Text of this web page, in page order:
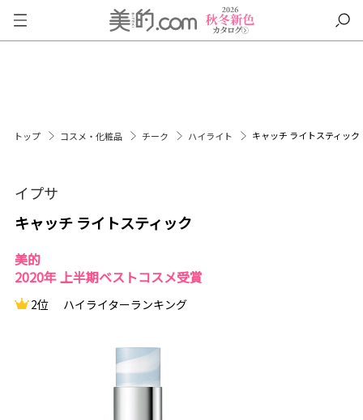
トップ コスメ・化粧品 チーク ハイライト キャッチ ライトスティック
イプサ
キャッチ ライトスティック
美的
2020年 上半期ベストコスメ受賞
2位 ハイライターランキング